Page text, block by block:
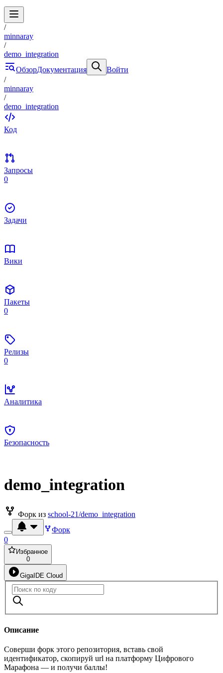
/
minnaray
/
demo_integration
ОбзорДокументация
Войти
/
minnaray
/
demo_integration
Код
Запросы
0
Задачи
Вики
Пакеты
0
Релизы
0
Аналитика
Безопасность
demo_integration
Форк из school-21/demo_integration
Форк
0
Избранное
0
GigaIDE Cloud
Описание
Соверши форк этого репозитория, вставь свой
идентификатор, скопируй url на платформу Цифрового
Марафона — и получи баллы!